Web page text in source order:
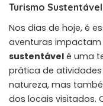
Turismo
Nos dias de hoje, é
aventuras impactam
sustentável é uma
prática de
natureza, mas
dos locais visitados.